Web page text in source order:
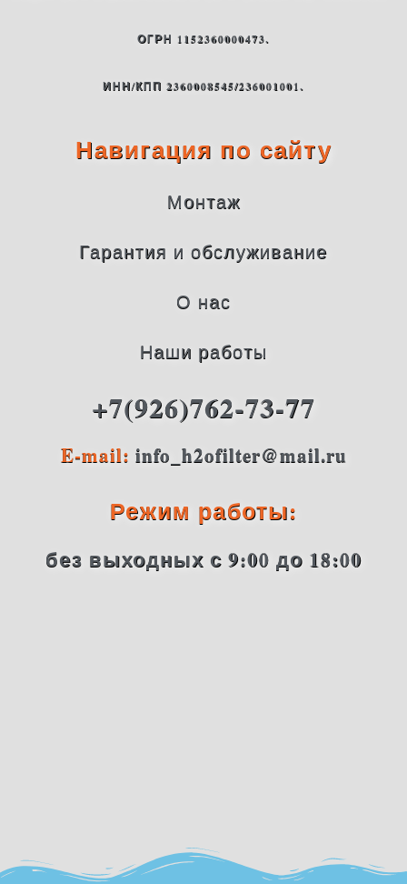
ОГРН 1152360000473.
ИНН/КПП 2360008545/236001001.
Навигация по сайту
Монтаж
Гарантия и обслуживание
О нас
Наши работы
+7(926)762-73-77
E-mail: info_h2ofilter@mail.ru
Режим работы:
без выходных с 9:00 до 18:00